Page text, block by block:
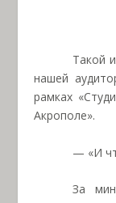
Такой
нашей
рамках
Акрополе».
— «И
За